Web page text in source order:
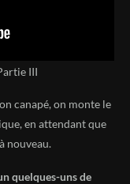
III
canapé, on monte le
en attendant que
nouveau.
quelques-uns de